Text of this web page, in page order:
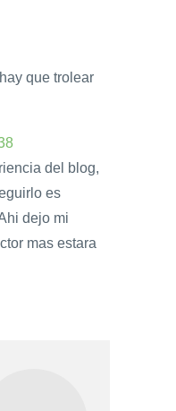
que trolear
del blog,
es
dejo mi
mas estara